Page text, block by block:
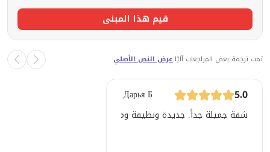
قيم هذا المبنى
تمت ترجمة بعض المراجعات آليًا.عرض النص الأصلي
5.0
Дарья Б.
شقة جميلة جداً. جديدة ونظيفة ومشرقة. نوافذ كبيرة وشرفة.